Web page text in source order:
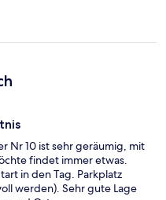
Nr 10 ist sehr geräumig, mit
findet immer etwas.
in den Tag. Parkplatz
werden). Sehr gute Lage